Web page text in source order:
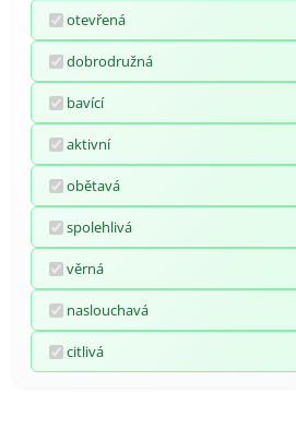
otevřená
dobrodružná
bavící
aktivní
obětavá
spolehlivá
věrná
naslouchavá
citlivá